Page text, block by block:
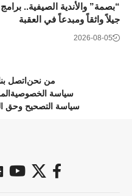
“بصمة” والأندية الصيفية..
جيلاً واثقاً ومبدعاً في العقبة
2026-08-05
من نحن اتصل
سياسة الخصوصية
سياسة التصحيح وحق